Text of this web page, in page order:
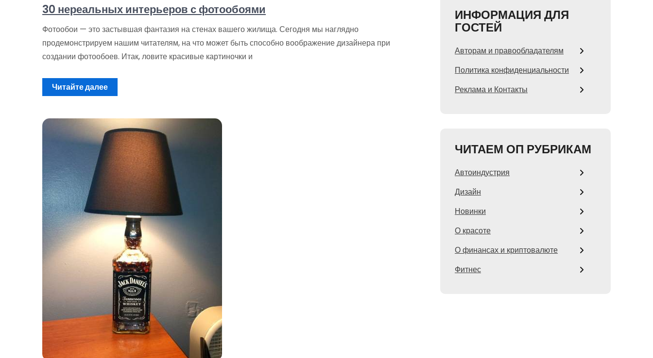
30 нереальных интерьеров с фотообоями
Фотообои — это застывшая фантазия на стенах вашего жилища. Сегодня мы наглядно
продемонстрируем нашим читателям, на что может быть способно воображение дизайнера при
создании фотообоев. Итак, ловите красивые картиночки и
Читайте далее
ИНФОРМАЦИЯ ДЛЯ
ГОСТЕЙ
Авторам и правообладателям
Политика конфиденциальности
Реклама и Контакты
ЧИТАЕМ ОП РУБРИКАМ
Автоиндустрия
Дизайн
Новинки
О красоте
О финансах и криптовалюте
Фитнес